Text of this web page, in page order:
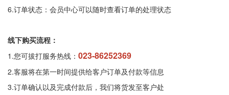
6.订单状态：会员中心可以随时查看订单的处理状态
线下购买流程：
1.您可拔打服务热线： 023-86252369
2.客服将在第一时间提供给客户订单及付款等信息
3.订单确认以及完成付款后，我们将货发至客户处